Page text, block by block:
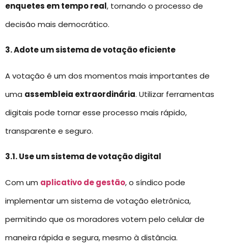
enquetes em tempo real, tornando o processo de
decisão mais democrático.
3. Adote um sistema de votação eficiente
A votação é um dos momentos mais importantes de
uma assembleia extraordinária. Utilizar ferramentas
digitais pode tornar esse processo mais rápido,
transparente e seguro.
3.1. Use um sistema de votação digital
Com um aplicativo de gestão, o síndico pode
implementar um sistema de votação eletrônica,
permitindo que os moradores votem pelo celular de
maneira rápida e segura, mesmo à distância.